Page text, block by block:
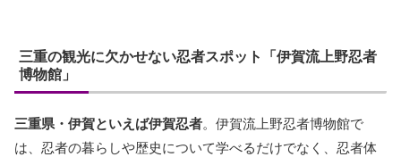
三重の観光に欠かせない忍者スポット「伊賀流上野忍者
博物館」
三重県・伊賀といえば伊賀忍者。伊賀流上野忍者博物館で
は、忍者の暮らしや歴史について学べるだけでなく、忍者体